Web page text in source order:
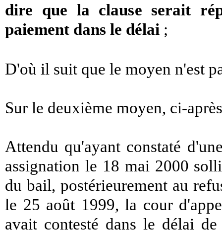
dire que la clause serait
paiement dans le délai ;
D'où il suit que le moyen n'est
Sur le deuxième moyen, ci-
Attendu qu'ayant constaté
assignation le 18 mai 2000
du bail, postérieurement au
le 25 août 1999, la cour
avait contesté dans le délai